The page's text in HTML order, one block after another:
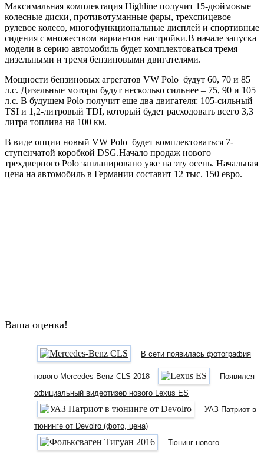
Максимальная комплектация Highline получит 15-дюймовые
колесные диски, противотуманные фары, трехспицевое
рулевое колесо, многофункциональные дисплей и спортивные
сидения с множеством вариантов настройки.В начале запуска
модели в серию автомобиль будет комплектоваться тремя
дизельными и тремя бензиновыми двигателями.
Мощности бензиновых агрегатов VW Polo будут 60, 70 и 85
л.с. Дизельные моторы будут несколько сильнее – 75, 90 и 105
л.с. В будущем Polo получит еще два двигателя: 105-сильный
TSI и 1,2-литровый TDI, который будет расходовать всего 3,3
литра топлива на 100 км.
В виде опции новый VW Polo будет комплектоваться 7-
ступенчатой коробкой DSG.Начало продаж нового
трехдверного Polo запланировано уже на эту осень. Начальная
цена на автомобиль в Германии составит 12 тыс. 150 евро.
Ваша оценка!
В сети появилась фотография
нового Mercedes-Benz CLS 2018
Появился
официальный видеотизер нового Lexus ES
УАЗ Патриот в
тюнинге от Devolro (фото, цена)
Тюнинг нового